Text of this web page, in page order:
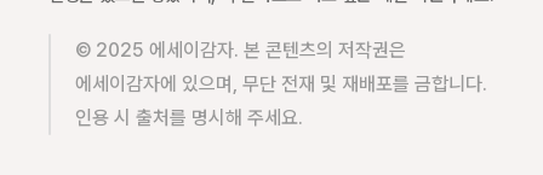
© 2025 에세이감자. 본 콘텐츠의 저작권은
에세이감자에 있으며, 무단 전재 및 재배포를 금합니다.
인용 시 출처를 명시해 주세요.